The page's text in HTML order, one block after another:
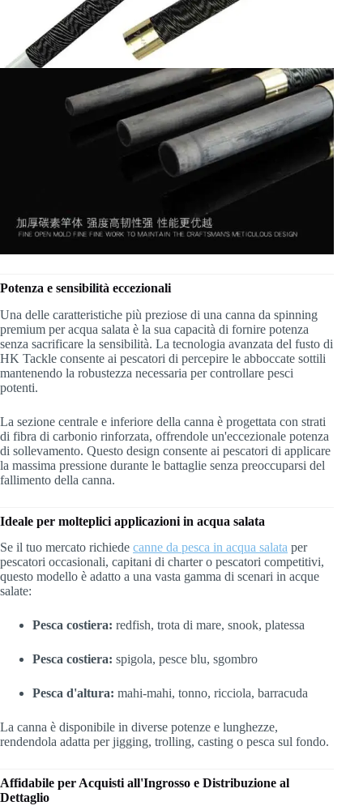
Potenza e sensibilità eccezionali
Una delle caratteristiche più preziose di una canna da spinning
premium per acqua salata è la sua capacità di fornire potenza
senza sacrificare la sensibilità. La tecnologia avanzata del fusto di
HK Tackle consente ai pescatori di percepire le abboccate sottili
mantenendo la robustezza necessaria per controllare pesci
potenti.
La sezione centrale e inferiore della canna è progettata con strati
di fibra di carbonio rinforzata, offrendole un'eccezionale potenza
di sollevamento. Questo design consente ai pescatori di applicare
la massima pressione durante le battaglie senza preoccuparsi del
fallimento della canna.
Ideale per molteplici applicazioni in acqua salata
Se il tuo mercato richiede canne da pesca in acqua salata per
pescatori occasionali, capitani di charter o pescatori competitivi,
questo modello è adatto a una vasta gamma di scenari in acque
salate:
Pesca costiera: redfish, trota di mare, snook, platessa
Pesca costiera: spigola, pesce blu, sgombro
Pesca d'altura: mahi-mahi, tonno, ricciola, barracuda
La canna è disponibile in diverse potenze e lunghezze,
rendendola adatta per jigging, trolling, casting o pesca sul fondo.
Affidabile per Acquisti all'Ingrosso e Distribuzione al
Dettaglio